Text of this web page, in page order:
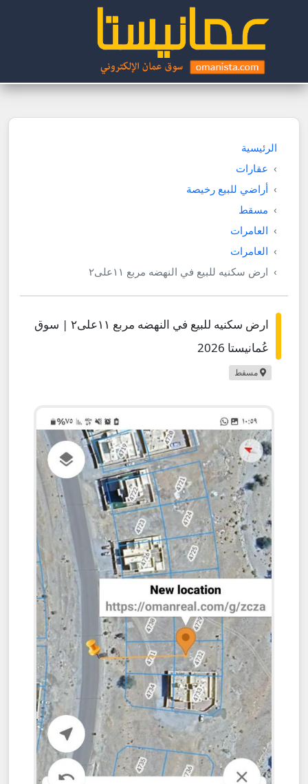
الرئيسية
عقارات
أراضي للبيع رخيصة
مسقط
العامرات
العامرات
ارض سكنيه للبيع في النهضه مربع ١١على٢
ارض سكنيه للبيع في النهضه مربع ١١على٢ | سوق
عُمانيستا 2026
مسقط